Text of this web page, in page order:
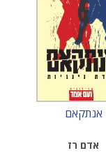
אנתקאם
אדם רז